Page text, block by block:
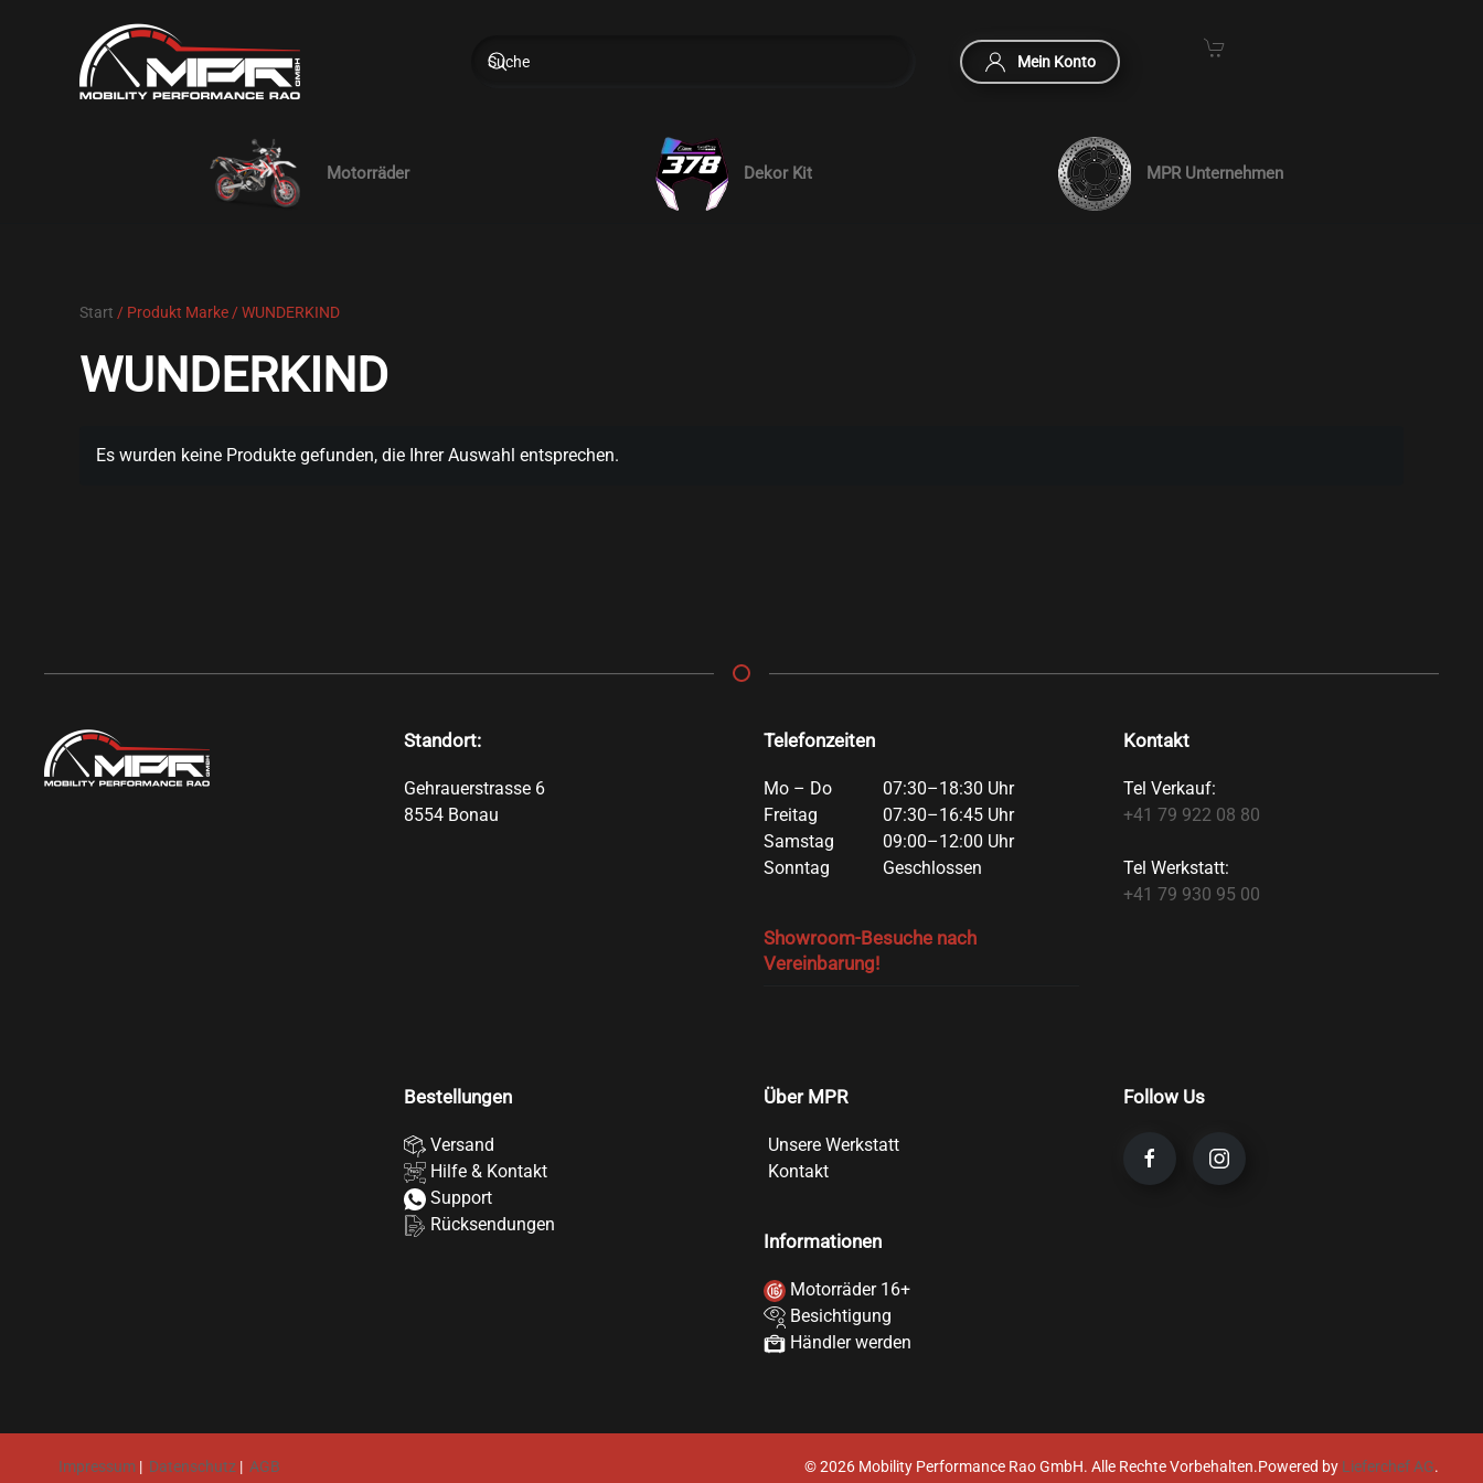
Skip to main content Mein Konto
Motorräder Dekor Kit MPR Unternehmen
Start / Produkt Marke / WUNDERKIND
WUNDERKIND
Es wurden keine Produkte gefunden, die Ihrer Auswahl entsprechen.
Standort:
Gehrauerstrasse 6
8554 Bonau
Kontakt
Tel Verkauf:
+41 79 922 08 80
Tel Werkstatt:
+41 79 930 95 00
Telefonzeiten
Mo – Do
07:30–18:30 Uhr
Freitag
07:30–16:45 Uhr
Samstag
09:00–12:00 Uhr
Sonntag
Geschlossen
Showroom-Besuche nach
Vereinbarung!
Bestellungen
Versand
Hilfe & Kontakt
Support
Rücksendungen
Über MPR
Unsere Werkstatt
Kontakt
Informationen
Motorräder 16+
Besichtigung
Händler werden
Follow Us
Impressum | Datenschutz | AGB ©2026 Mobility Performance Rao GmbH. Alle Rechte Vorbehalten.Powered by Lieferchef AG.